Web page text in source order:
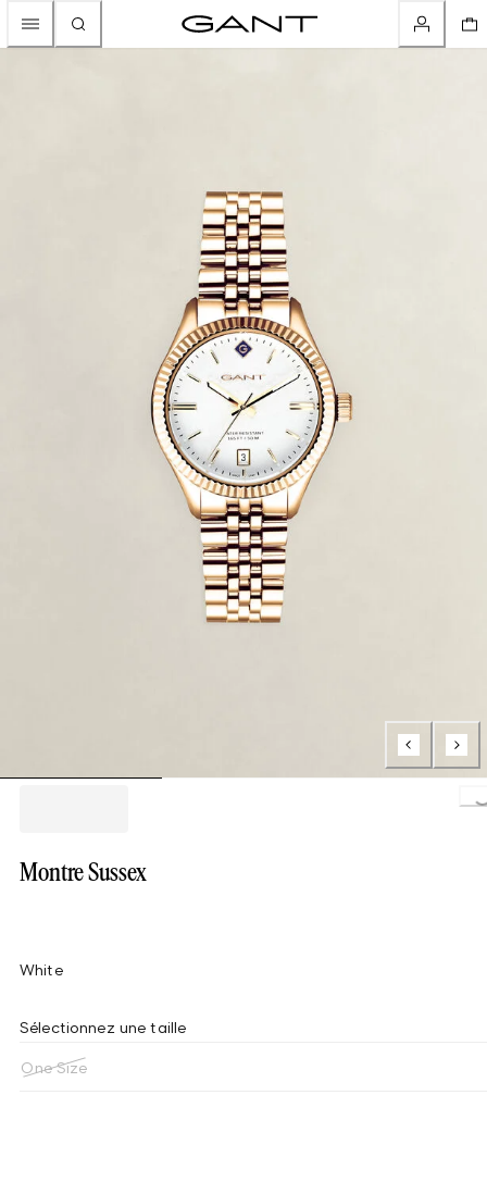
Montre Sussex
White
Sélectionnez une taille
One Size